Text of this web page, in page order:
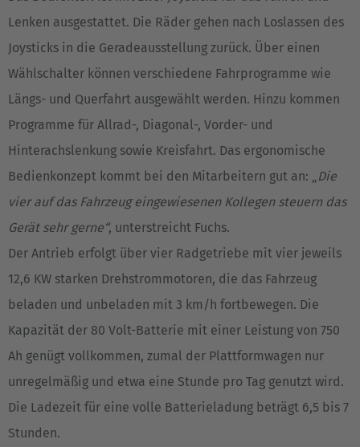
España
Español
Great Britain
English
Luxembourg
Français Deutsch
Österreich
Deutsch
Lenken ausgestattet. Die Räder gehen nach Loslassen des
Joysticks in die Geradeausstellung zurück. Über einen
Wählschalter können verschiedene Fahrprogramme wie
Längs- und Querfahrt ausgewählt werden. Hinzu kommen
Programme für Allrad-, Diagonal-, Vorder- und
Hinterachslenkung sowie Kreisfahrt. Das ergonomische
Bedienkonzept kommt bei den Mitarbeitern gut an: „Die
vier auf das Fahrzeug eingewiesenen Kollegen steuern das
Gerät sehr gerne“, unterstreicht Fuchs.
Der Antrieb erfolgt über vier Radgetriebe mit vier jeweils
12,6 KW starken Drehstrommotoren, die das Fahrzeug
beladen und unbeladen mit 3 km/h fortbewegen. Die
Kapazität der 80 Volt-Batterie mit einer Leistung von 750
Ah genügt vollkommen, zumal der Plattformwagen nur
unregelmäßig und etwa eine Stunde pro Tag genutzt wird.
Die Ladezeit für eine volle Batterieladung beträgt 6,5 bis 7
Stunden.